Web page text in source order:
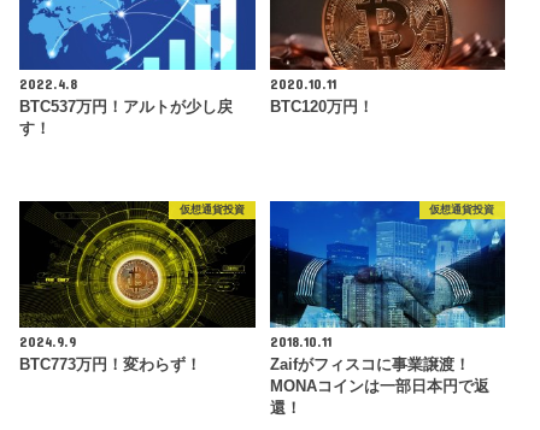
2022.4.8
BTC537万円！アルトが少し戻
す！
2020.10.11
BTC120万円！
仮想通貨投資
2024.9.9
BTC773万円！変わらず！
仮想通貨投資
2018.10.11
Zaifがフィスコに事業譲渡！
MONAコインは一部日本円で返
還！